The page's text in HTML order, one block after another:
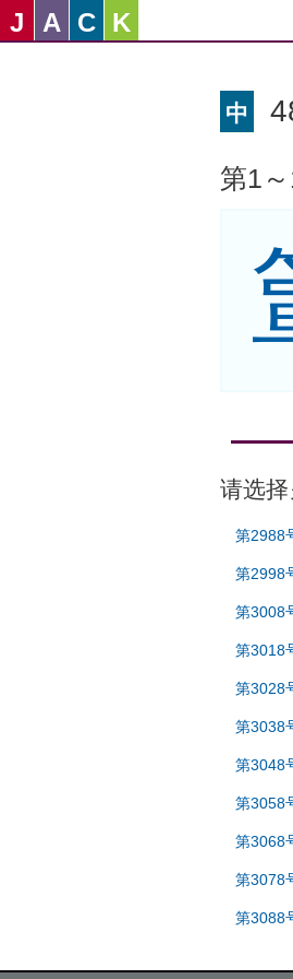
J A C K
中
第1
请选择
第2988
第2998
第3008
第3018
第3028
第3038
第3048
第3058
第3068
第3078
第3088